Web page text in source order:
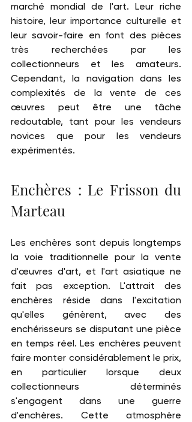
marché mondial de l'art. Leur riche
histoire, leur importance culturelle et
leur savoir-faire en font des pièces
très recherchées par les
collectionneurs et les amateurs.
Cependant, la navigation dans les
complexités de la vente de ces
œuvres peut être une tâche
redoutable, tant pour les vendeurs
novices que pour les vendeurs
expérimentés.
Enchères : Le Frisson du
Marteau
Les enchères sont depuis longtemps
la voie traditionnelle pour la vente
d'œuvres d'art, et l'art asiatique ne
fait pas exception. L'attrait des
enchères réside dans l'excitation
qu'elles génèrent, avec des
enchérisseurs se disputant une pièce
en temps réel. Les enchères peuvent
faire monter considérablement le prix,
en particulier lorsque deux
collectionneurs déterminés
s'engagent dans une guerre
d'enchères. Cette atmosphère